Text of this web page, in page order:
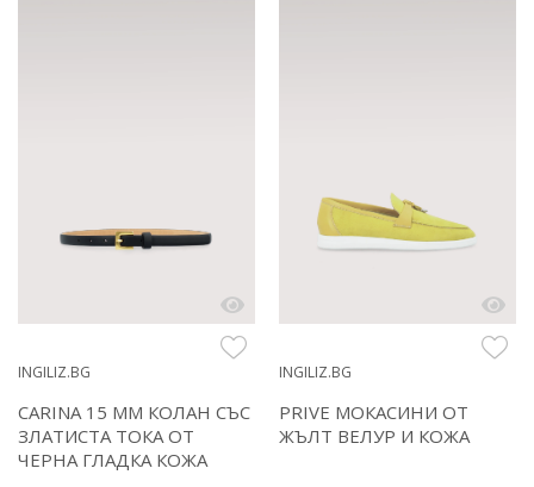
INGILIZ.BG
CARINA 15 MM КОЛАН СЪС
ЗЛАТИСТА ТОКА ОТ
ЧЕРНА ГЛАДКА КОЖА
INGILIZ.BG
PRIVE МОКАСИНИ ОТ
ЖЪЛТ ВЕЛУР И КОЖА